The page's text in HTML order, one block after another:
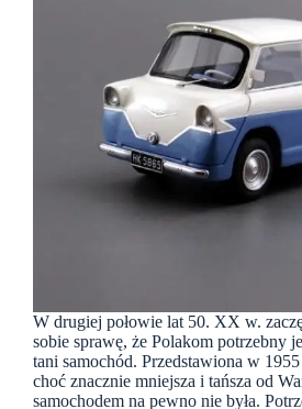
W drugiej połowie lat 50. XX w.
sobie sprawę, że Polakom potrzebny
tani samochód. Przedstawiona w
choć znacznie mniejsza i tańsza od
samochodem na pewno nie była.